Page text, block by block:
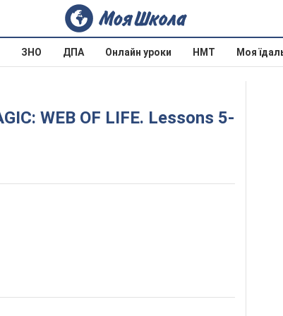
ЗНО ДПА Онлайн уроки НМТ Моя